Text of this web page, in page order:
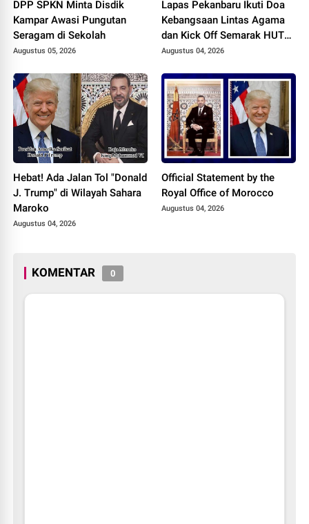
DPP SPKN Minta Disdik
Kampar Awasi Pungutan
Seragam di Sekolah
Augustus 05, 2026
Lapas Pekanbaru Ikuti Doa
Kebangsaan Lintas Agama
dan Kick Off Semarak HUT
ke-81 Kemerdekaan RI
Augustus 04, 2026
Hebat! Ada Jalan Tol "Donald
J. Trump" di Wilayah Sahara
Maroko
Augustus 04, 2026
Official Statement by the
Royal Office of Morocco
Augustus 04, 2026
KOMENTAR 0